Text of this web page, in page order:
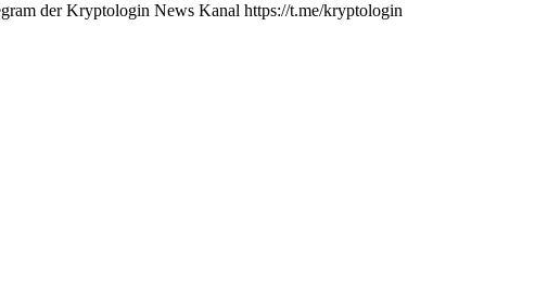
der Kryptologin News Kanal https://t.me/kryptologin